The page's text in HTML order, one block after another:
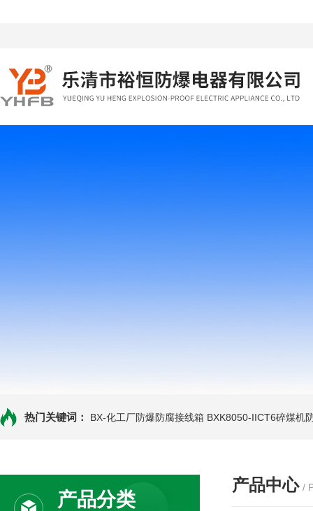
热门关键词： BX-化工厂防爆防腐接线箱 BXK8050-IICT6碎煤机
产品分类
产品中心 /